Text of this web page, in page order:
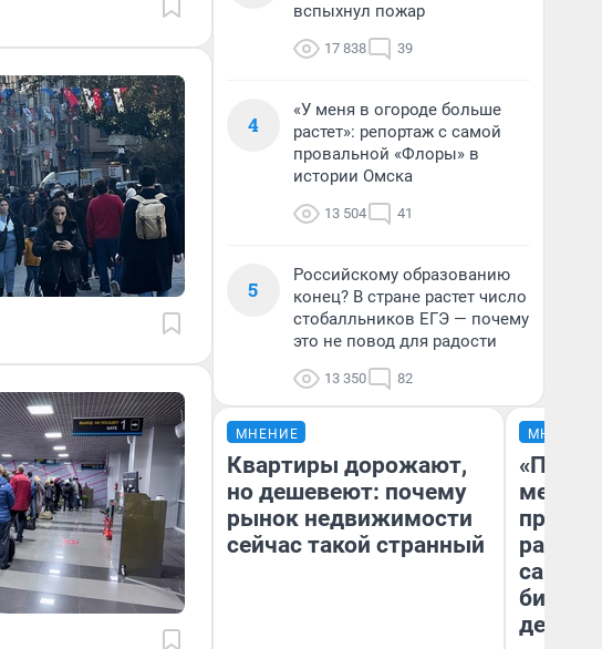
вспыхнул пожар
17 838 39
4
«У меня в огороде больше
растет»: репортаж с самой
провальной «Флоры» в
истории Омска
13 504 41
5
Российскому образованию
конец? В стране растет число
стобалльников ЕГЭ — почему
это не повод для радости
13 350 82
МНЕНИЕ
Квартиры дорожают,
но дешевеют: почему
рынок недвижимости
сейчас такой странный
МНЕНИЕ
самом